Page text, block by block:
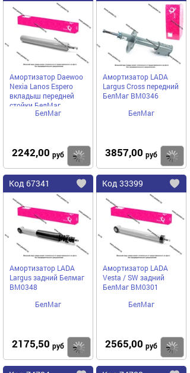
избранное
Амортизатор Daewoo
Nexia Lanos Espero
вкладыш передней
стойки БелМаг
BMFSA010БелМаг
2242,00 руб Купить
в
Амортизатор LADA
Largus Cross передний
БелМаг BM0346
БелМаг
3857,00 руб
Код 67341
Добавить
избранное
Амортизатор LADA
Largus задний Белмаг
BM0348
БелМаг
2175,50 руб Купить
Код 33399
Амортизатор LADA
Vesta / SW задний
БелМаг BM0301
БелМаг
2565,00 руб